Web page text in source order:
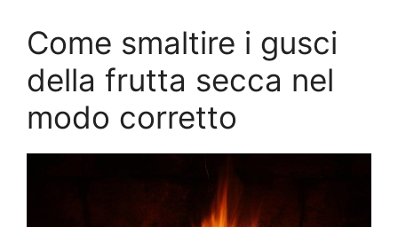
Come smaltire i gusci
della frutta secca nel
modo corretto